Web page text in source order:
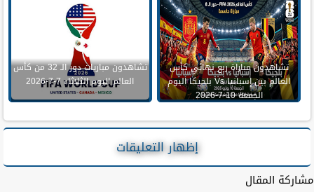
تشاهدون مباراة ربع نهائي كأس
العالم بين إسبانيا Vs بلجيكا اليوم
الجمعة 10-7-2026
تشاهدون مباريات دور الـ 32 من كأس
العالم اليوم الثلاثاء 7-7-2026
إظهار التعليقات
مشاركة المقال